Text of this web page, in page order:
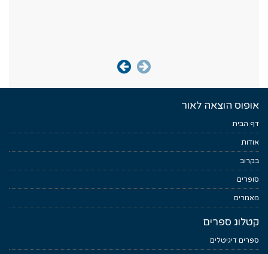
אופוס הוצאה לאור
דף הבית
אודות
בקרוב
סופרים
מאמרים
קטלוג ספרים
ספרים דיגיטלים